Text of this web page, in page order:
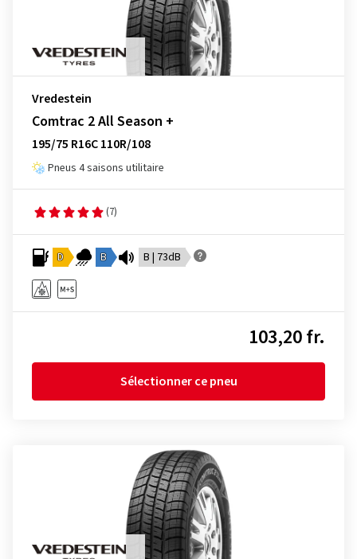
Vredestein
Comtrac 2 All Season +
195/75 R16C 110R/108
Pneus 4 saisons utilitaire
(7)
D B B | 73dB
103,20 fr.
Sélectionner ce pneu